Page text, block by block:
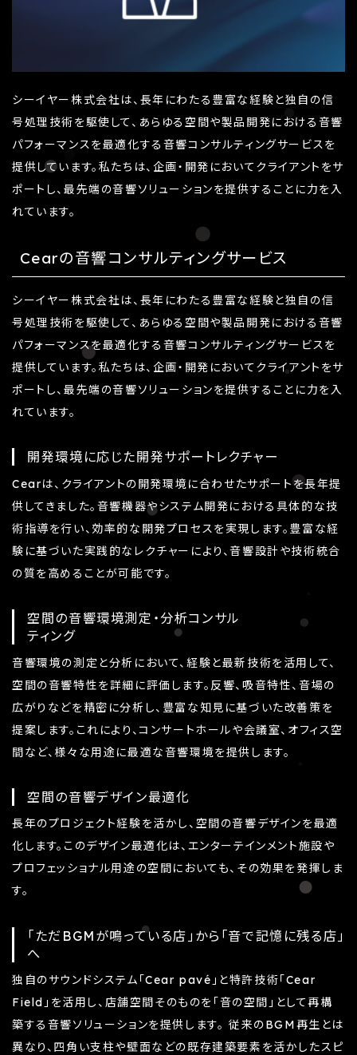
シーイヤー株式会社は、長年にわたる豊富な経験と独自の信
号処理技術を駆使して、あらゆる空間や製品開発における音響
パフォーマンスを最適化する音響コンサルティングサービスを
提供しています。私たちは、企画・開発においてクライアントをサ
ポートし、最先端の音響ソリューションを提供することに力を入
れています。
Cearの音響コンサルティングサービス
シーイヤー株式会社は、長年にわたる豊富な経験と独自の信
号処理技術を駆使して、あらゆる空間や製品開発における音響
パフォーマンスを最適化する音響コンサルティングサービスを
提供しています。私たちは、企画・開発においてクライアントをサ
ポートし、最先端の音響ソリューションを提供することに力を入
れています。
開発環境に応じた開発サポートレクチャー
Cearは、クライアントの開発環境に合わせたサポートを長年提
供してきました。音響機器やシステム開発における具体的な技
術指導を行い、効率的な開発プロセスを実現します。豊富な経
験に基づいた実践的なレクチャーにより、音響設計や技術統合
の質を高めることが可能です。
空間の音響環境測定・分析コンサル
ティング
音響環境の測定と分析において、経験と最新技術を活用して、
空間の音響特性を詳細に評価します。反響、吸音特性、音場の
広がりなどを精密に分析し、豊富な知見に基づいた改善策を
提案します。これにより、コンサートホールや会議室、オフィス空
間など、様々な用途に最適な音響環境を提供します。
空間の音響デザイン最適化
長年のプロジェクト経験を活かし、空間の音響デザインを最適
化します。このデザイン最適化は、エンターテインメント施設や
プロフェッショナル用途の空間においても、その効果を発揮しま
す。
「ただBGMが鳴っている店」から「音で記憶に残る店」
へ
独自のサウンドシステム「Cear pavé」と特許技術「Cear
Field」を活用し、店舗空間そのものを「音の空間」として再構
築する音響ソリューションを提供します。 従来のBGM再生とは
異なり、四角い支柱や壁面などの既存建築要素を活かしたスピ